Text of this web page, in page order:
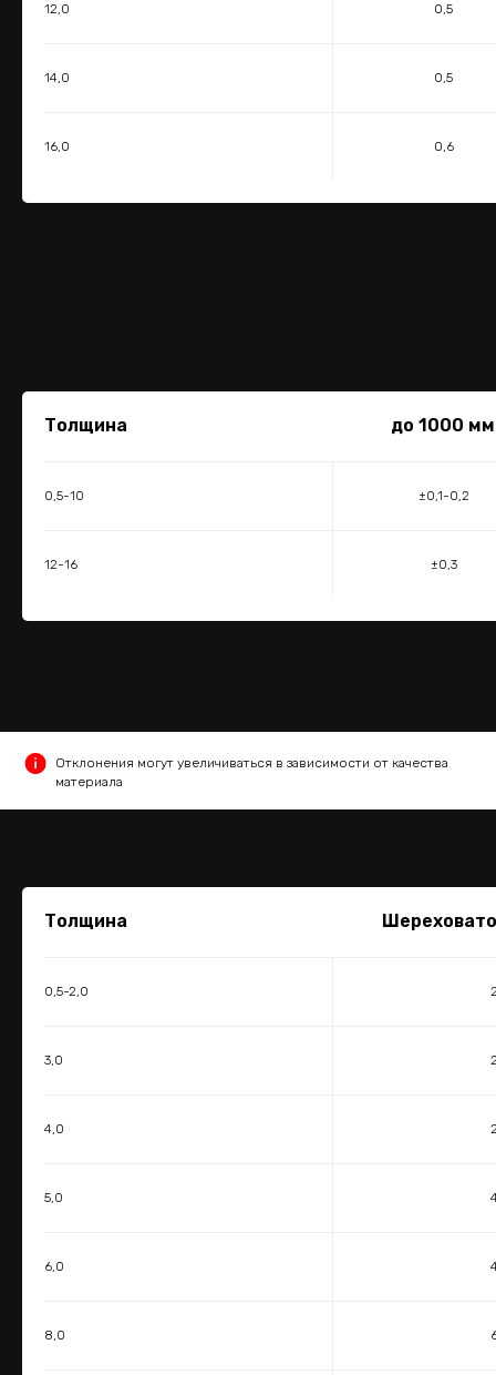
12,0 0,5
14,0 0,5
16,0 0,6
Толщина до 1000 мм
0,5-10 ±0,1-0,2
12-16 ±0,3
Отклонения могут увеличиваться в зависимости от качества
материала
Толщина
0,5-2,0
3,0
4,0
5,0
6,0
8,0